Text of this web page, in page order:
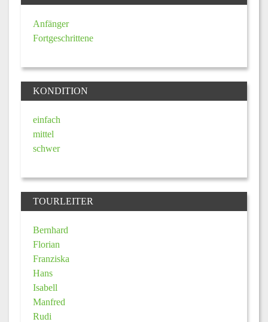
Anfänger
Fortgeschrittene
KONDITION
einfach
mittel
schwer
TOURLEITER
Bernhard
Florian
Franziska
Hans
Isabell
Manfred
Rudi